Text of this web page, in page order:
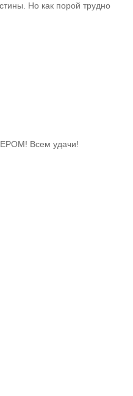
Но как порой трудно
Всем удачи!